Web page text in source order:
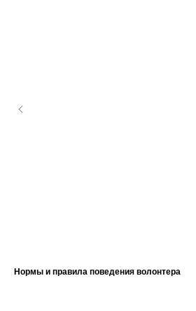
Нормы и правила поведения волонтера